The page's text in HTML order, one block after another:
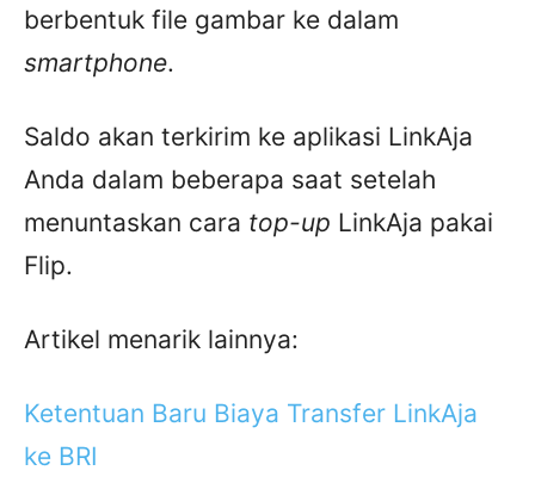
berbentuk file gambar ke dalam
smartphone.
Saldo akan terkirim ke aplikasi LinkAja
Anda dalam beberapa saat setelah
menuntaskan cara top-up LinkAja pakai
Flip.
Artikel menarik lainnya:
Ketentuan Baru Biaya Transfer LinkAja
ke BRI